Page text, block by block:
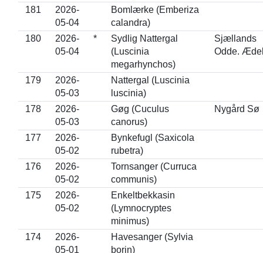
181
2026-
05-04
Bomlærke (Emberiza
calandra)
180
2026-
05-04
*
Sydlig Nattergal
(Luscinia
megarhynchos)
Sjællands
Odde.
179
2026-
05-03
Nattergal (Luscinia
luscinia)
178
2026-
05-03
Gøg (Cuculus
canorus)
Nygård Sø
177
2026-
05-02
Bynkefugl (Saxicola
rubetra)
176
2026-
05-02
Tornsanger (Curruca
communis)
175
2026-
05-02
Enkeltbekkasin
(Lymnocryptes
minimus)
174
2026-
05-01
Havesanger (Sylvia
borin)